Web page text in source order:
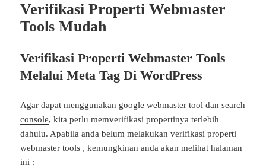
Verifikasi Properti Webmaster
Tools Mudah
Verifikasi Properti Webmaster Tools
Melalui Meta Tag Di WordPress
Agar dapat menggunakan google webmaster tool dansearch
console, kita perlu memverifikasi propertinya terlebih
dahulu. Apabila anda belum melakukan verifikasi properti
webmaster tools , kemungkinan anda akan melihat halaman
ini :